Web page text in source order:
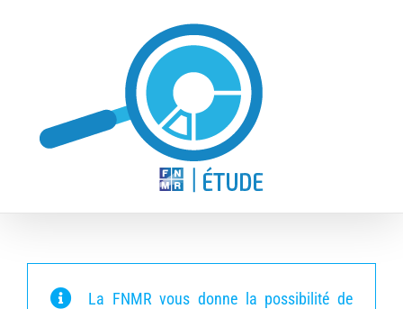
La FNMR vous donne la possibilité de